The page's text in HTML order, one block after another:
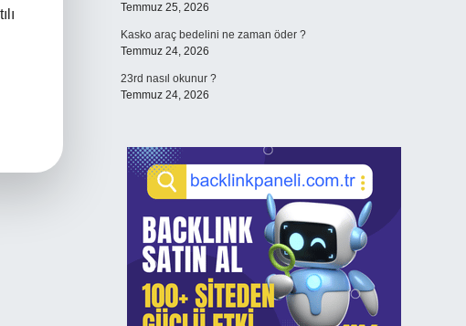
Temmuz 25, 2026
Kasko araç bedelini ne zaman öder ?
Temmuz 24, 2026
23rd nasıl okunur ?
Temmuz 24, 2026